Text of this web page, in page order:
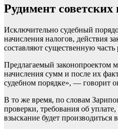
Рудимент советских
Исключительно судебный
начисления налогов, действия
составляют существенную
Предлагаемый законопроектом
начисления сумм и после их
судебном порядке», — говорит
В то же время, по словам
проверки, требования об
взыскание будет производиться